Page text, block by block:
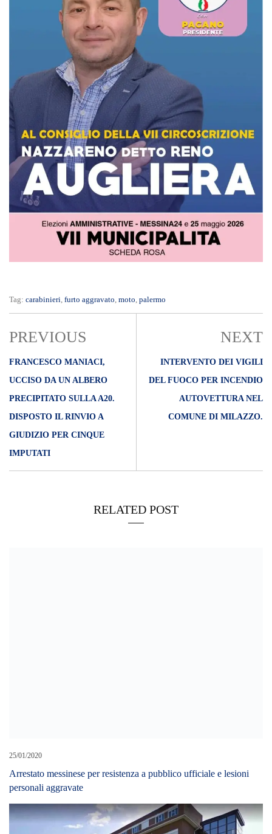
Tag: carabinieri, furto aggravato, moto, palermo
PREVIOUS
FRANCESCO MANIACI,
UCCISO DA UN ALBERO
PRECIPITATO SULLA A20.
DISPOSTO IL RINVIO A
GIUDIZIO PER CINQUE
IMPUTATI
NEXT
INTERVENTO DEI VIGILI
DEL FUOCO PER INCENDIO
AUTOVETTURA NEL
COMUNE DI MILAZZO.
RELATED POST
29/06/2026
a 62 anni